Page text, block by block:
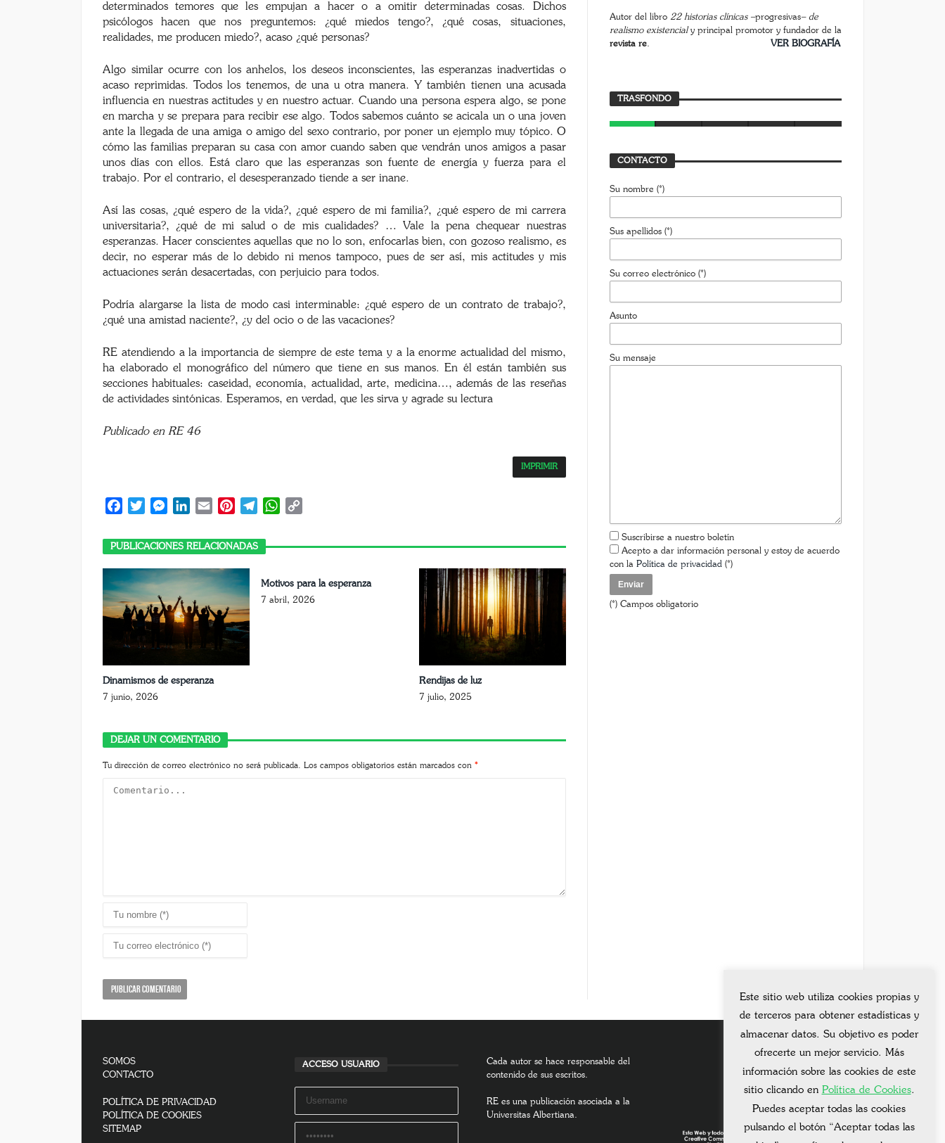
determinados temores que les empujan a hacer o a omitir determinadas cosas. Dichos
psicólogos hacen que nos preguntemos: ¿qué miedos tengo?, ¿qué cosas, situaciones,
realidades, me producen miedo?, acaso ¿qué personas?
Algo similar ocurre con los anhelos, los deseos inconscientes, las esperanzas inadvertidas o
acaso reprimidas. Todos los tenemos, de una u otra manera. Y también tienen una acusada
influencia en nuestras actitudes y en nuestro actuar. Cuando una persona espera algo, se pone
en marcha y se prepara para recibir ese algo. Todos sabemos cuánto se acicala un o una joven
ante la llegada de una amiga o amigo del sexo contrario, por poner un ejemplo muy tópico. O
cómo las familias preparan su casa con amor cuando saben que vendrán unos amigos a pasar
unos días con ellos. Está claro que las esperanzas son fuente de energía y fuerza para el
trabajo. Por el contrario, el desesperanzado tiende a ser inane.
Así las cosas, ¿qué espero de la vida?, ¿qué espero de mi familia?, ¿qué espero de mi carrera
universitaria?, ¿qué de mi salud o de mis cualidades? … Vale la pena chequear nuestras
esperanzas. Hacer conscientes aquellas que no lo son, enfocarlas bien, con gozoso realismo, es
decir, no esperar más de lo debido ni menos tampoco, pues de ser así, mis actitudes y mis
actuaciones serán desacertadas, con perjuicio para todos.
Podría alargarse la lista de modo casi interminable: ¿qué espero de un contrato de trabajo?,
¿qué una amistad naciente?, ¿y del ocio o de las vacaciones?
RE atendiendo a la importancia de siempre de este tema y a la enorme actualidad del mismo,
ha elaborado el monográfico del número que tiene en sus manos. En él están también sus
secciones habituales: caseidad, economía, actualidad, arte, medicina…, además de las reseñas
de actividades sintónicas. Esperamos, en verdad, que les sirva y agrade su lectura
Publicado en RE 46
IMPRIMIR
FacebookTwitterMessengerLinkedIn
Email PinterestTelegramWhatsApp
PUBLICACIONES RELACIONADAS
Dinamismos de esperanza
7 junio, 2026
Motivos para la esperanza
7 abril, 2026
Rendijas de luz
7 julio, 2025
DEJAR UN COMENTARIO
Tu dirección de correo electrónico no será publicada. Los campos obligatorios están marcados con *
Autor del libro 22 historias clínicas –progresivas– de
realismo existencialy principal promotor y fundador de la
revista re. VER BIOGRAFÍA
TRASFONDO
JAVIER BUSTAMANTE
CONTACTO
Su nombre (*)
Sus apellidos (*)
Su correo electrónico (*)
Asunto
Su mensaje
Suscribirse a nuestro boletín
Acepto a dar información personal y estoy de acuerdo
con la Política de privacidad (*)
(*) Campos obligatorio
SOMOS
CONTACTO
POLÍTICA DE PRIVACIDAD
POLÍTICA DE COOKIES
SITEMAP
ACCESO USUARIO
Cada autor se hace responsable del
contenido de sus escritos.
RE es una publicación asociada a la
Universitas Albertiana.
Este sitio web utiliza cookies propias y
de terceros para obtener estadísticas y
almacenar datos. Su objetivo es poder
ofrecerte un mejor servicio. Más
información sobre las cookies de este
sitio clicando en Política de Cookies.
Puedes aceptar todas las cookies
pulsando el botón “Aceptar todas las